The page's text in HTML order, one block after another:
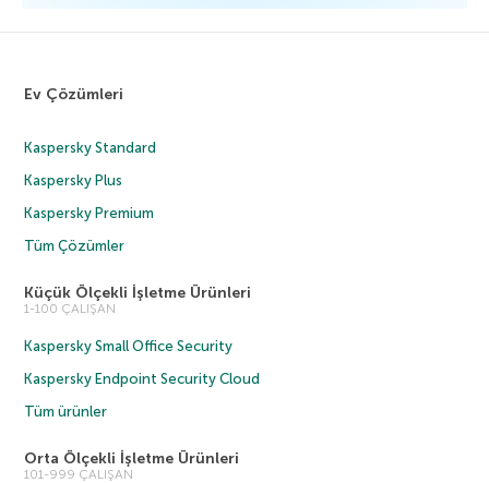
Ev Çözümleri
Kaspersky Standard
Kaspersky Plus
Kaspersky Premium
Tüm Çözümler
Küçük Ölçekli İşletme Ürünleri
1-100 ÇALIŞAN
Kaspersky Small Office Security
Kaspersky Endpoint Security Cloud
Tüm ürünler
Orta Ölçekli İşletme Ürünleri
101-999 ÇALIŞAN